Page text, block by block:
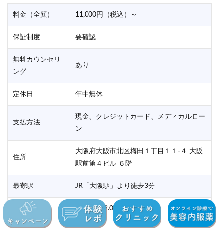
料金（全顔） 11,000円（税込）～
保証制度 要確認
無料カウンセリ
ング
あり
定休日 年中無休
支払方法
現金、クレジットカード、メディカルロー
ン
住所
大阪府大阪市北区梅田１丁目１１-４ 大阪
駅前第４ビル ６階
最寄駅 JR「大阪駅」より徒歩3分
営業時間 10:00～19:00